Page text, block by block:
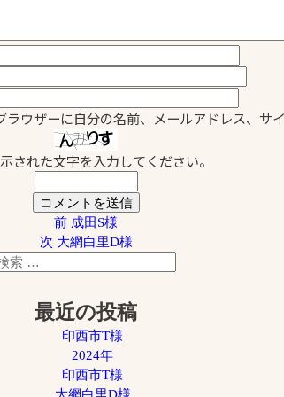
ウザーに自分の名前、メールアドレス、サ
された文字を入力してください。
前 過
去
稿:
成田S様
次 次
稿:
大網白里D様
最近の投稿
印西市T様
2024年
印西市T様